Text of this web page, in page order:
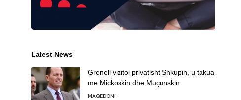
Latest News
Grenell vizitoi privatisht Shkupin, u takua
me Mickoskin dhe Muçunskin
MAQEDONI